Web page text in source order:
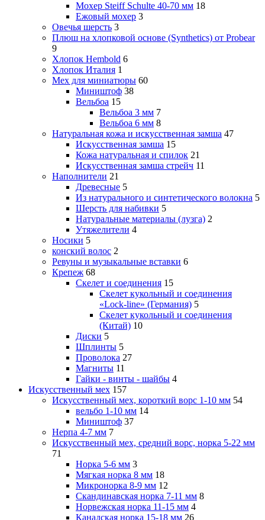
Мохер Steiff Schulte 40-70 мм 18
Ежовый мохер 3
Овечья шерсть 3
Плюш на хлопковой основе (Synthetics) от Probear
9
Хлопок Hembold 6
Хлопок Италия 1
Мех для миниатюры 60
Миништоф 38
Вельбоа 15
Вельбоа 3 мм 7
Вельбоа 6 мм 8
Натуральная кожа и искусственная замша 47
Искусственная замша 15
Кожа натуральная и спилок 21
Искусственная замша стрейч 11
Наполнители 21
Древесные 5
Из натурального и синтетического волокна 5
Шерсть для набивки 5
Натуральные материалы (лузга) 2
Утяжелители 4
Носики 5
конский волос 2
Ревуны и музыкальные вставки 6
Крепеж 68
Скелет и соединения 15
Скелет кукольный и соединения
«Lock-line» (Германия) 5
Скелет кукольный и соединения
(Китай) 10
Диски 5
Шплинты 5
Проволока 27
Магниты 11
Гайки - винты - шайбы 4
Искусственный мех 157
Искусственный мех, короткий ворс 1-10 мм 54
вельбо 1-10 мм 14
Миништоф 37
Нерпа 4-7 мм 7
Искусственный мех, средний ворс, норка 5-22 мм
71
Норка 5-6 мм 3
Мягкая норка 8 мм 18
Микронорка 8-9 мм 12
Скандинавская норка 7-11 мм 8
Норвежская норка 11-15 мм 4
Канадская норка 15-18 мм 26